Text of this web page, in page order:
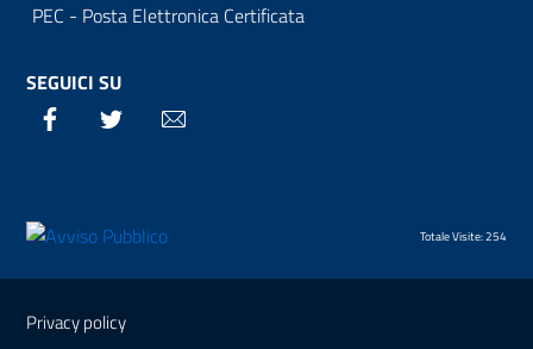
PEC - Posta Elettronica Certificata
SEGUICI SU
Facebook Twitter
Totale Visite: 254
Sezione Link Utili
Privacy policy